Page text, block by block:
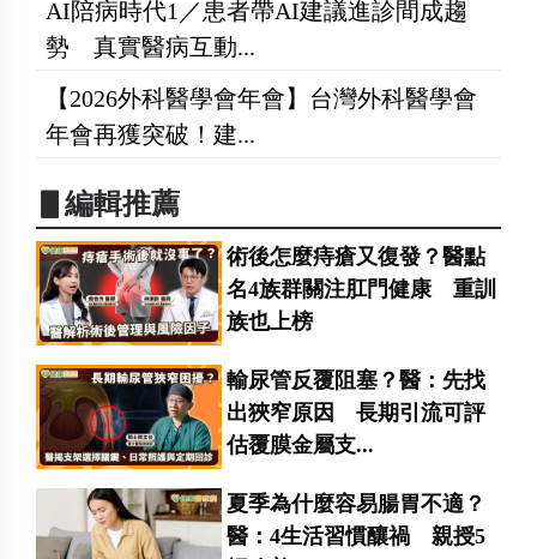
AI陪病時代1／患者帶AI建議進診間成趨
勢 真實醫病互動...
【2026外科醫學會年會】台灣外科醫學會
年會再獲突破！建...
▋編輯推薦
術後怎麼痔瘡又復發？醫點
名4族群關注肛門健康 重訓
族也上榜
輸尿管反覆阻塞？醫：先找
出狹窄原因 長期引流可評
估覆膜金屬支...
夏季為什麼容易腸胃不適？
醫：4生活習慣釀禍 親授5